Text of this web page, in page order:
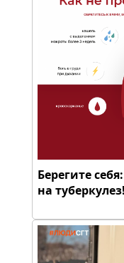
Берегите
на туберкулез!